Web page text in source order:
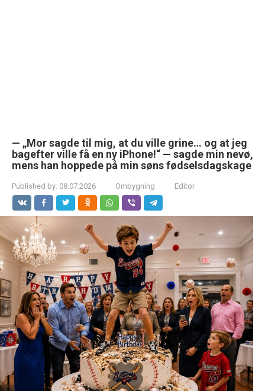
— „Mor sagde til mig, at du ville grine… og at jeg
bagefter ville få en ny iPhone!“ — sagde min nevø,
mens han hoppede på min søns fødselsdagskage
Published by: 08.07.2026 Ombygning Editor